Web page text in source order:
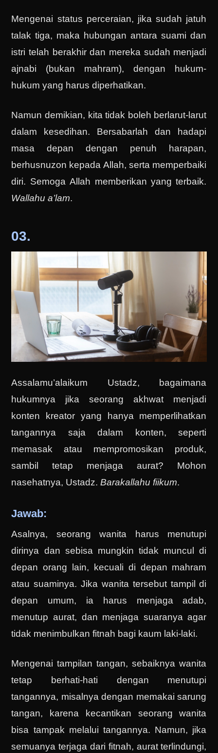
Mengenai status perceraian, jika sudah jatuh
talak tiga, maka hubungan antara suami dan
istri telah berakhir dan mereka sudah menjadi
ajnabi (bukan mahram), dengan hukum-
hukum yang harus diperhatikan.
Namun demikian, kita tidak boleh berlarut-larut
dalam kesedihan. Bersabarlah dan hadapi
masa depan dengan penuh harapan,
berhusnuzon kepada Allah, serta memperbaiki
diri. Semoga Allah memberikan yang terbaik.
Wallahu a’lam.
03.
Assalamu’alaikum Ustadz, bagaimana
hukumnya jika seorang akhwat menjadi
konten kreator yang hanya memperlihatkan
tangannya saja dalam konten, seperti
memasak atau mempromosikan produk,
sambil tetap menjaga aurat? Mohon
nasehatnya, Ustadz.Barakallahu fiikum.
Jawab:
Asalnya, seorang wanita harus menutupi
dirinya dan sebisa mungkin tidak muncul di
depan orang lain, kecuali di depan mahram
atau suaminya. Jika wanita tersebut tampil di
depan umum, ia harus menjaga adab,
menutup aurat, dan menjaga suaranya agar
tidak menimbulkan fitnah bagi kaum laki-laki.
Mengenai tampilan tangan, sebaiknya wanita
tetap berhati-hati dengan menutupi
tangannya, misalnya dengan memakai sarung
tangan, karena kecantikan seorang wanita
bisa tampak melalui tangannya. Namun, jika
semuanya terjaga dari fitnah, aurat terlindungi,